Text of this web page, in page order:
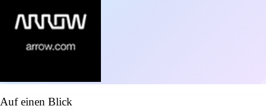
Auf einen Blick